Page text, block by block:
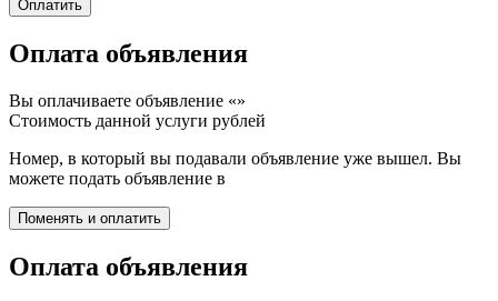
Оплата объявления
Вы оплачиваете объявление «»
Стоимость данной услуги рублей
Номер, в который вы подавали объявление уже вышел. Вы
можете подать объявление в
Оплата объявления